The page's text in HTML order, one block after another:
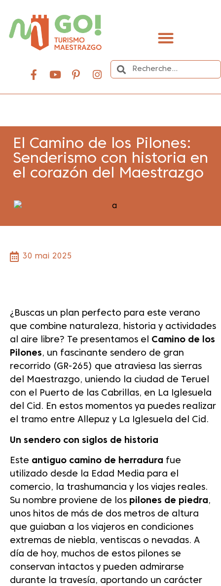
El Camino de los Pilones:
Senderismo con historia en
el corazón del Maestrazgo
30 mai 2025
¿Buscas un plan perfecto para este verano
que combine naturaleza, historia y actividades
al aire libre? Te presentamos el Camino de los
Pilones, un fascinante sendero de gran
recorrido (GR-265) que atraviesa las sierras
del Maestrazgo, uniendo la ciudad de Teruel
con el Puerto de las Cabrillas, en La Iglesuela
del Cid. En estos momentos ya puedes realizar
el tramo entre Allepuz y La Iglesuela del Cid.
Un sendero con siglos de historia
Este antiguo camino de herradura fue
utilizado desde la Edad Media para el
comercio, la trashumancia y los viajes reales.
Su nombre proviene de los pilones de piedra,
unos hitos de más de dos metros de altura
que guiaban a los viajeros en condiciones
extremas de niebla, ventiscas o nevadas. A
día de hoy, muchos de estos pilones se
conservan intactos y pueden admirarse
durante la travesía, aportando un carácter